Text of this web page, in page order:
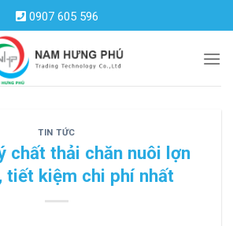
0907 605 596
TIN TỨC
chất thải chăn nuôi lợn
tiết kiệm chi phí nhất